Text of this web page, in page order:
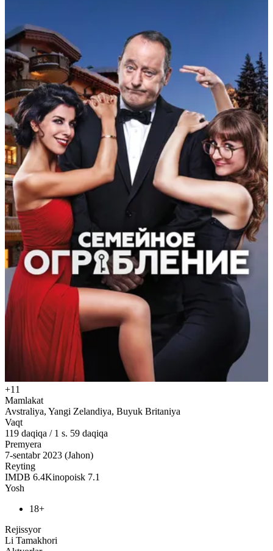
+11
Mamlakat
Avstraliya, Yangi Zelandiya, Buyuk Britaniya
Vaqt
119 daqiqa / 1 s. 59 daqiqa
Premyera
7-sentabr 2023 (Jahon)
Reyting
IMDB 6.4Kinopoisk 7.1
Yosh
18+
Rejissyor
Li Tamakhori